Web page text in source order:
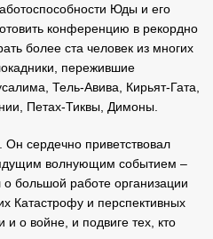
Юды и его
конференцию в рекордно
более ста человек из многих
пережившие
Тель-Авива, Кирьят-Гата,
Петах-Тиквы, Димоны.
сердечно приветствовал
волнующим событием –
большой работе организации
Катастрофу и перспективных
о войне, и подвиге тех, кто